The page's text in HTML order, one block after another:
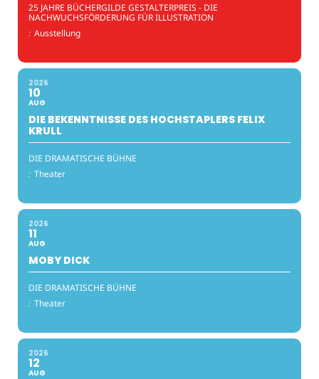
25 JAHRE BÜCHERGILDE GESTALTERPREIS - DIE
NACHWUCHSFÖRDERUNG FÜR ILLUSTRATION
: Ausstellung
2026
10
AUG
DIE BEKENNTNISSE DES HOCHSTAPLERS FELIX
KRULL
DIE DRAMATISCHE BÜHNE
: Theater
2026
11
AUG
MOBY DICK
DIE DRAMATISCHE BÜHNE
: Theater
2026
12
AUG